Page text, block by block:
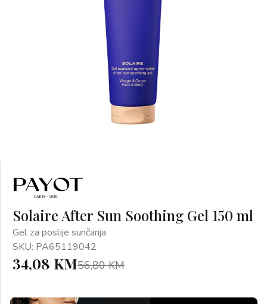
Solaire After Sun Soothing Gel 150 ml
Gel za poslije sunčanja
SKU: PA65119042
34,08 KM56,80 KM